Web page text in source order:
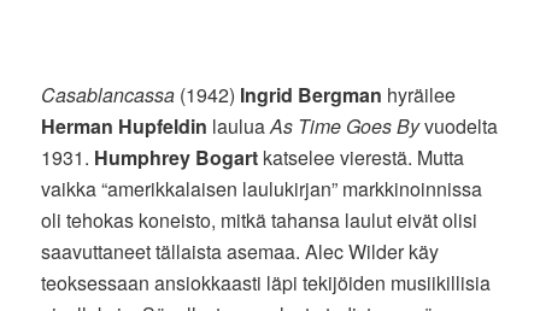
Casablancassa (1942) Ingrid Bergman hyräilee
Herman Hupfeldin lauluaAs Time Goes Byvuodelta
1931. Humphrey Bogart katselee vierestä. Mutta
vaikka “amerikkalaisen laulukirjan” markkinoinnissa
oli tehokas koneisto, mitkä tahansa laulut eivät olisi
saavuttaneet tällaista asemaa. Alec Wilder käy
teoksessaan ansiokkaasti läpi tekijöiden musiikillisia